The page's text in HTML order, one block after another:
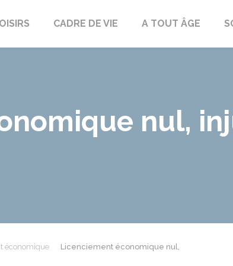
CADRE DE VIE A TOUT ÂGE
nul,
économique
Licenciement économique nul,